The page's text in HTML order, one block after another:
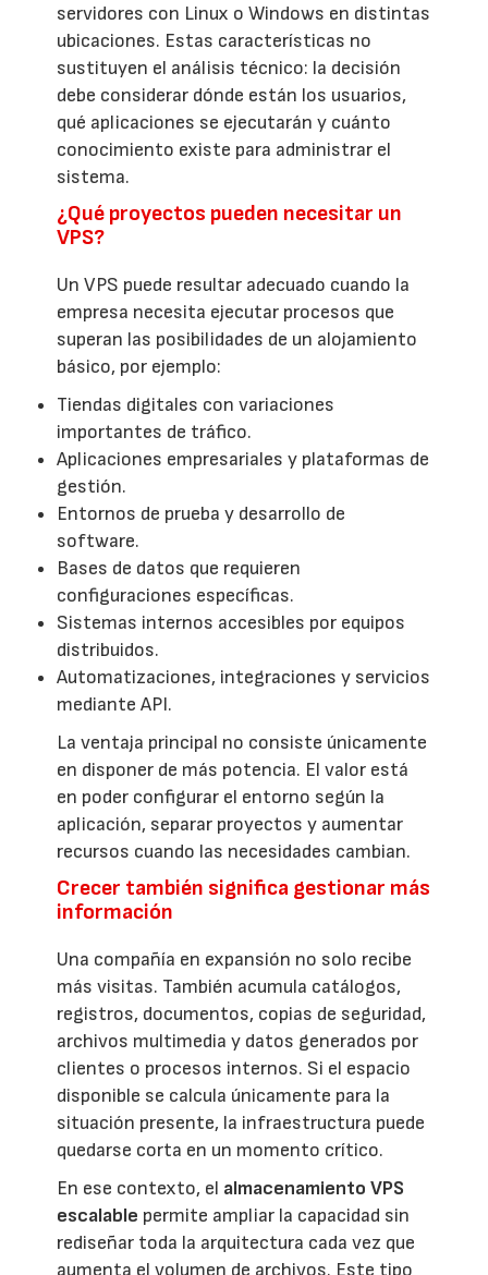
servidores con Linux o Windows en distintas
ubicaciones. Estas características no
sustituyen el análisis técnico: la decisión
debe considerar dónde están los usuarios,
qué aplicaciones se ejecutarán y cuánto
conocimiento existe para administrar el
sistema.
¿Qué proyectos pueden necesitar un
VPS?
Un VPS puede resultar adecuado cuando la
empresa necesita ejecutar procesos que
superan las posibilidades de un alojamiento
básico, por ejemplo:
Tiendas digitales con variaciones
importantes de tráfico.
Aplicaciones empresariales y plataformas de
gestión.
Entornos de prueba y desarrollo de
software.
Bases de datos que requieren
configuraciones específicas.
Sistemas internos accesibles por equipos
distribuidos.
Automatizaciones, integraciones y servicios
mediante API.
La ventaja principal no consiste únicamente
en disponer de más potencia. El valor está
en poder configurar el entorno según la
aplicación, separar proyectos y aumentar
recursos cuando las necesidades cambian.
Crecer también significa gestionar más
información
Una compañía en expansión no solo recibe
más visitas. También acumula catálogos,
registros, documentos, copias de seguridad,
archivos multimedia y datos generados por
clientes o procesos internos. Si el espacio
disponible se calcula únicamente para la
situación presente, la infraestructura puede
quedarse corta en un momento crítico.
En ese contexto, el almacenamiento VPS
escalable permite ampliar la capacidad sin
rediseñar toda la arquitectura cada vez que